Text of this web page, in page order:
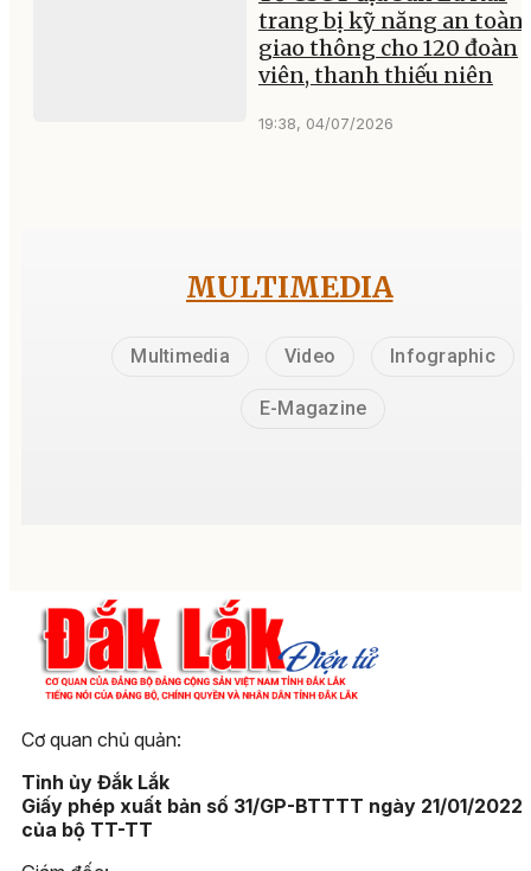
trang bị kỹ năng an toàn
giao thông cho 120 đoàn
viên, thanh thiếu niên
19:38, 04/07/2026
MULTIMEDIA
Multimedia Video Infographic
E-Magazine
Cơ quan chủ quản:
Tỉnh ủy Đắk Lắk
Giấy phép xuất bản số 31/GP-BTTTT ngày 21/01/2022
của bộ TT-TT